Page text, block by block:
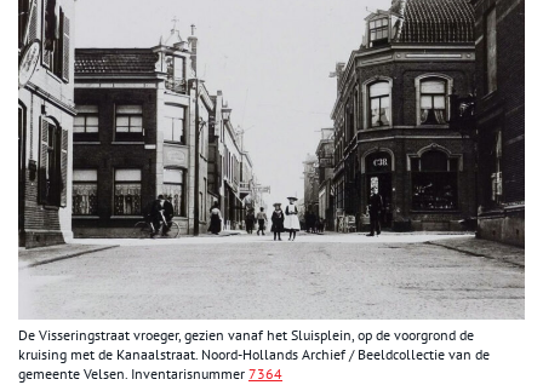
De Visseringstraat vroeger, gezien vanaf het Sluisplein, op de voorgrond de
kruising met de Kanaalstraat. Noord-Hollands Archief / Beeldcollectie van de
gemeente Velsen. Inventarisnummer 7364